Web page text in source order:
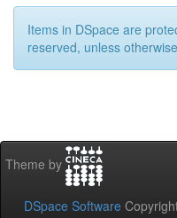
Items in DSpace are
reserved, unless
Theme by
DSpace Software